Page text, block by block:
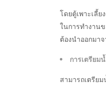
โดยตู้เพาะเลี้
ในการทำงาน
ต้องนำออกมาจ
การเตรียม
สามารถเตรีย